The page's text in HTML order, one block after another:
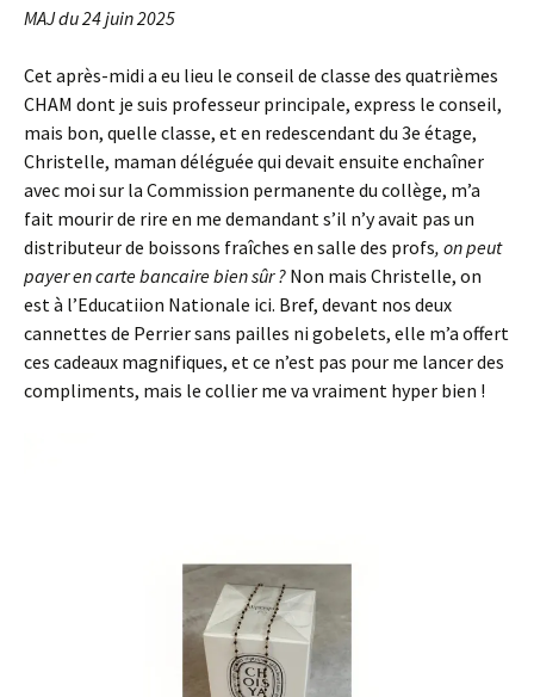
MAJ du24 juin 2025
Cet après-midi a eu lieu le conseil de classe des quatrièmes
CHAM dont je suis professeur principale, express le conseil,
mais bon, quelle classe, et en redescendant du 3e étage,
Christelle, maman déléguée qui devait ensuite enchaîner
avec moi sur la Commission permanente du collège, m’a
fait mourir de rire en me demandant s’il n’y avait pas un
distributeur de boissons fraîches en salle des profs, on peut
payer en carte bancaire bien sûr ? Non mais Christelle, on
est à l’Educatiion Nationale ici. Bref, devant nos deux
cannettes de Perrier sans pailles ni gobelets, elle m’a offert
ces cadeaux magnifiques, et ce n’est pas pour me lancer des
compliments, mais le collier me va vraiment hyper bien !